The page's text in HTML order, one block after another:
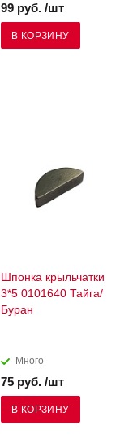
99 руб. /шт
В КОРЗИНУ
Шпонка крыльчатки
3*5 0101640 Тайга/
Буран
Много
75 руб. /шт
В КОРЗИНУ